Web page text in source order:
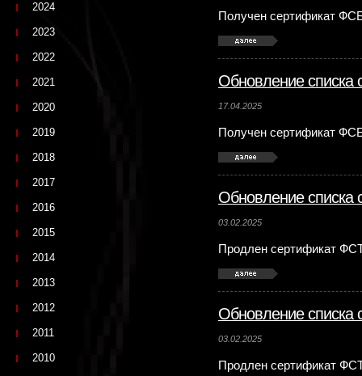
Получен сертификат
Обновление списка
17.04.2025
Получен сертификат
Обновление списка
03.02.2025
Продлен сертификат
Обновление списка
03.02.2025
Продлен сертификат
2024
2023
2022
2021
2020
2019
2018
2017
2016
2015
2014
2013
2012
2011
2010